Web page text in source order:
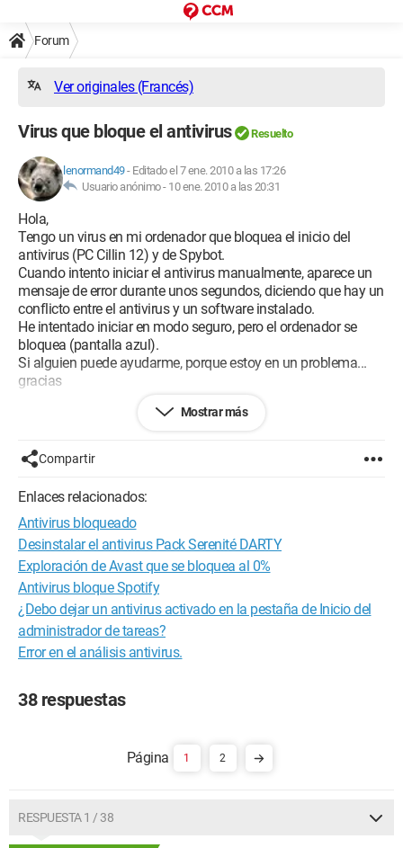
Forum
Ver originales (Francés)
Virus que bloque el antivirus Resuelto
lenormand49- Editado el 7 ene. 2010 a las 17:26
Usuario anónimo - 10 ene. 2010 a las 20:31
Hola,
Tengo un virus en mi ordenador que bloquea el inicio del
antivirus (PC Cillin 12) y de Spybot.
Cuando intento iniciar el antivirus manualmente, aparece un
mensaje de error durante unos segundos, diciendo que hay un
conflicto entre el antivirus y un software instalado.
He intentado iniciar en modo seguro, pero el ordenador se
bloquea (pantalla azul).
Si alguien puede ayudarme, porque estoy en un problema...
gracias
Windows XP Pro Firefox 3.5.6
Mostrar más
Compartir
Enlaces relacionados:
Antivirus bloqueado
Desinstalar el antivirus Pack Serenité DARTY
Exploración de Avast que se bloquea al 0%
Antivirus bloque Spotify
¿Debo dejar un antivirus activado en la pestaña de Inicio del
administrador de tareas?
Error en el análisis antivirus.
38 respuestas
1 2
RESPUESTA 1 / 38